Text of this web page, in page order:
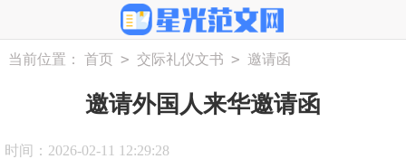
当前位置： 首页 > 交际礼仪文书 > 邀请函
邀请外国人来华邀请函
时间：2026-02-11 12:29:28